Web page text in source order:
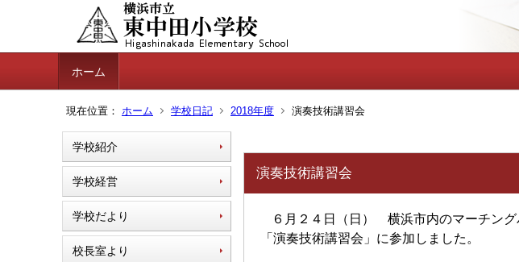
ホーム
現在位置： ホーム 学校日記 2018年度 演奏技術講習会
学校紹介
学校経営
学校だより
校長室より
演奏技術講習会
６月２４日（日） 横浜市内のマーチング
「演奏技術講習会」に参加しました。